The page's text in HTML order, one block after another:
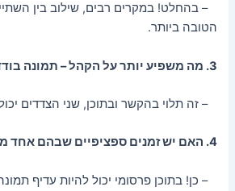
– בהחלט! במקרים רבים, שילוב בין
הטובה ביותר.
3. מה משפיע יותר על הקהל – תמונה בודדת או קולאז'?
– זה תלוי בהקשר ובתוכן, שני הצדדים
4. האם יש זמנים ספציפיים שבהם אחד מהם עדיף?
– כן! בתוכן פרסומי יכול להיות עדיף